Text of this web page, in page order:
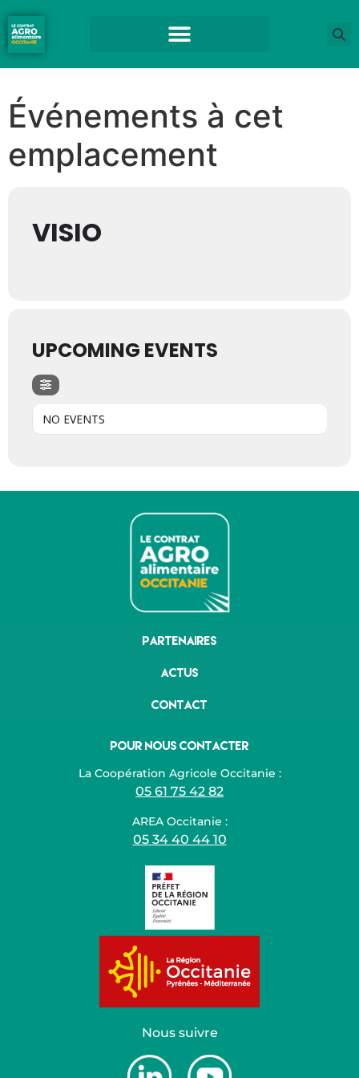
Événements à cet
emplacement
VISIO
UPCOMING EVENTS
NO EVENTS
Partenaires
Actus
Contact
Pour nous contacter
La Coopération Agricole Occitanie :
05 61 75 42 82
AREA Occitanie :
05 34 40 44 10
Nous suivre